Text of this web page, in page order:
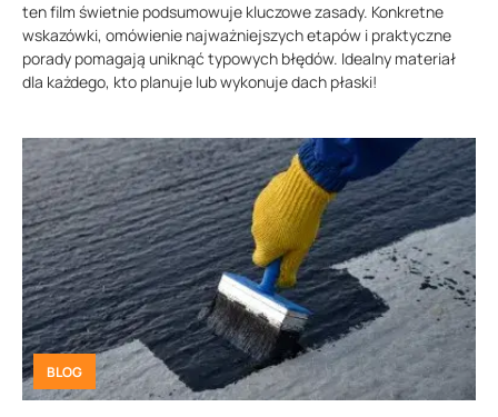
ten film świetnie podsumowuje kluczowe zasady. Konkretne
wskazówki, omówienie najważniejszych etapów i praktyczne
porady pomagają uniknąć typowych błędów. Idealny materiał
dla każdego, kto planuje lub wykonuje dach płaski!
BLOG